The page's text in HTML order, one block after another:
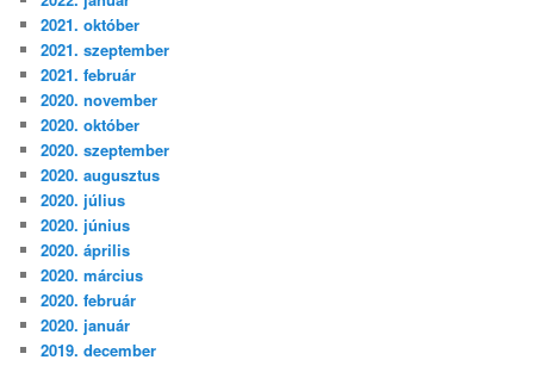
2021. október
2021. szeptember
2021. február
2020. november
2020. október
2020. szeptember
2020. augusztus
2020. július
2020. június
2020. április
2020. március
2020. február
2020. január
2019. december